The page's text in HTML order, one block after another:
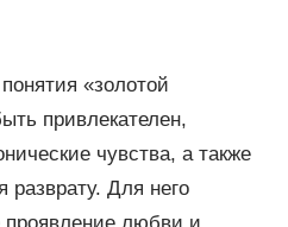
«золотой
привлекателен,
чувства, а также
разврату. Для него